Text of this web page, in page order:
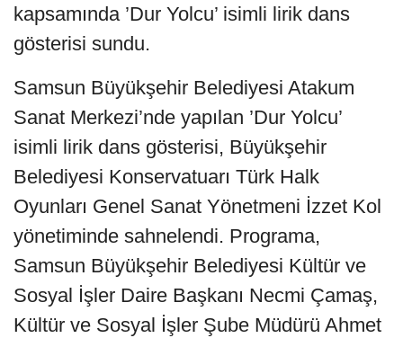
kapsamında ’Dur Yolcu’ isimli lirik dans
gösterisi sundu.
Samsun Büyükşehir Belediyesi Atakum
Sanat Merkezi’nde yapılan ’Dur Yolcu’
isimli lirik dans gösterisi, Büyükşehir
Belediyesi Konservatuarı Türk Halk
Oyunları Genel Sanat Yönetmeni İzzet Kol
yönetiminde sahnelendi. Programa,
Samsun Büyükşehir Belediyesi Kültür ve
Sosyal İşler Daire Başkanı Necmi Çamaş,
Kültür ve Sosyal İşler Şube Müdürü Ahmet